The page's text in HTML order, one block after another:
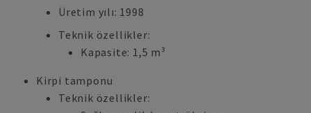
Üretim yılı: 1998
Teknik özellikler:
Kapasite: 1,5 m³
Kirpi tamponu
Teknik özellikler: